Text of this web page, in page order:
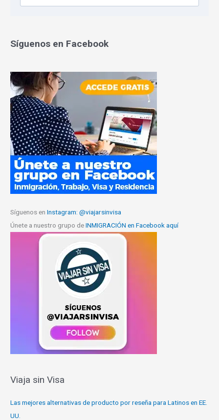
Síguenos en Facebook
Síguenos enInstagram: @viajarsinvisa
Únete a nuestro grupo deINMIGRACIÓN en Facebook aquí
Viaja sin Visa
Las mejores alternativas de producto por reseña para Latinos en EE.
UU.